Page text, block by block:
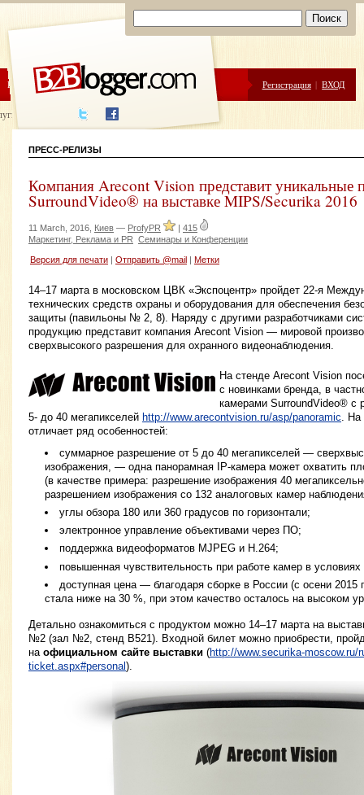
ЦЕНЫ ПОМОЩЬ Регистрация | ВХОД
написания
ПРЕСС-РЕЛИЗЫ
Компания Arecont Vision представит уникальные
SurroundVideo® на выставке MIPS/Securika 2016
11 March, 2016, Киев — ProfyPR | 415
Маркетинг, Реклама и PR Семинары и Конференции
Версия для печати Отправить @mail Метки
14–17 марта в московском ЦВК «Экспоцентр» пройдет 22-я
технических средств охраны и оборудования для обеспечения
защиты (павильоны № 2, 8). Наряду с другими разработчиками
продукцию представит компания Arecont Vision — мировой
сверхвысокого разрешения для охранного видеонаблюдения.
На стенде Arecont Vision
с новинками бренда, в
камерами SurroundVideo® c
5- до 40 мегапикселей http://www.arecontvision.ru/asp/panoramic .
отличает ряд особенностей:
суммарное разрешение от 5 до 40 мегапикселей —
изображения, — одна панорамная IP-камера может охватить
(в качестве примера: разрешение изображения 40
разрешением изображения со 132 аналоговых камер
углы обзора 180 или 360 градусов по горизонтали;
электронное управление объективами через ПО;
поддержка видеоформатов MJPEG и H.264;
повышенная чувствительность при работе камер в
доступная цена — благодаря сборке в России (с осени 2015
стала ниже на 30 %, при этом качество осталось на высоком
Детально ознакомиться с продуктом можно 14–17 марта на
№2 (зал №2, стенд В521). Входной билет можно приобрести,
на официальном сайте выставки (http://www.securika-moscow.ru/
ticket.aspx#personal).